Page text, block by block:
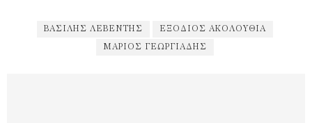
ΒΑΣΊΛΗΣ ΛΕΒΈΝΤΗΣ ΕΞΌΔΙΟΣ ΑΚΟΛΟΥΘΊΑ
ΜΆΡΙΟΣ ΓΕΩΡΓΙΆΔΗΣ